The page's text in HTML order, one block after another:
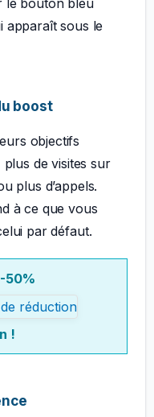
le bouton bleu
apparaît sous le
boost
objectifs
plus de visites sur
plus d’appels.
à ce que vous
par défaut.
50%
!